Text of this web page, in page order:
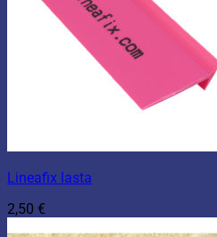
Lineafix lasta
2,50 €